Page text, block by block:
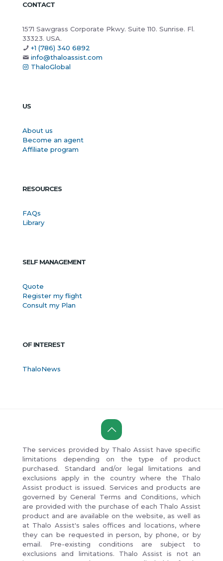
CONTACT
1571 Sawgrass Corporate Pkwy. Suite 110. Sunrise. Fl.
33323. USA.
+1 (786) 340 6892
info@thaloassist.com
ThaloGlobal
US
About us
Become an agent
Affiliate program
RESOURCES
FAQs
Library
SELF MANAGEMENT
Quote
Register my flight
Consult my Plan
OF INTEREST
ThaloNews
The services provided by Thalo Assist have specific
limitations depending on the type of product
purchased. Standard and/or legal limitations and
exclusions apply in the country where the Thalo
Assist product is issued. Services and products are
governed by General Terms and Conditions, which
are provided with the purchase of each Thalo Assist
product and are available on the website, as well as
at Thalo Assist's sales offices and locations, where
they can be requested in person, by phone, or by
email. Pre-existing conditions are subject to
exclusions and limitations. Thalo Assist is not an